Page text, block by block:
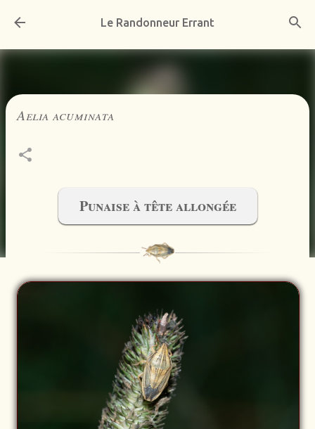
Accéder au contenu principal
Le Randonneur Errant
Aelia acuminata
Punaise à tête allongée